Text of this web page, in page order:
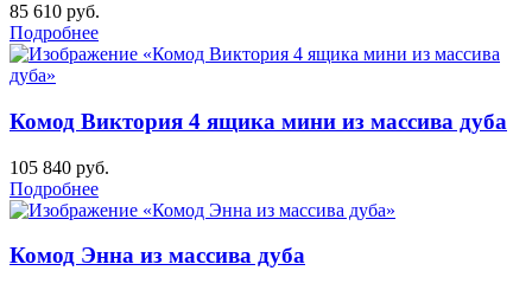
85 610 руб.
Подробнее
Комод Виктория 4 ящика мини из массива дуба
105 840 руб.
Подробнее
Комод Энна из массива дуба